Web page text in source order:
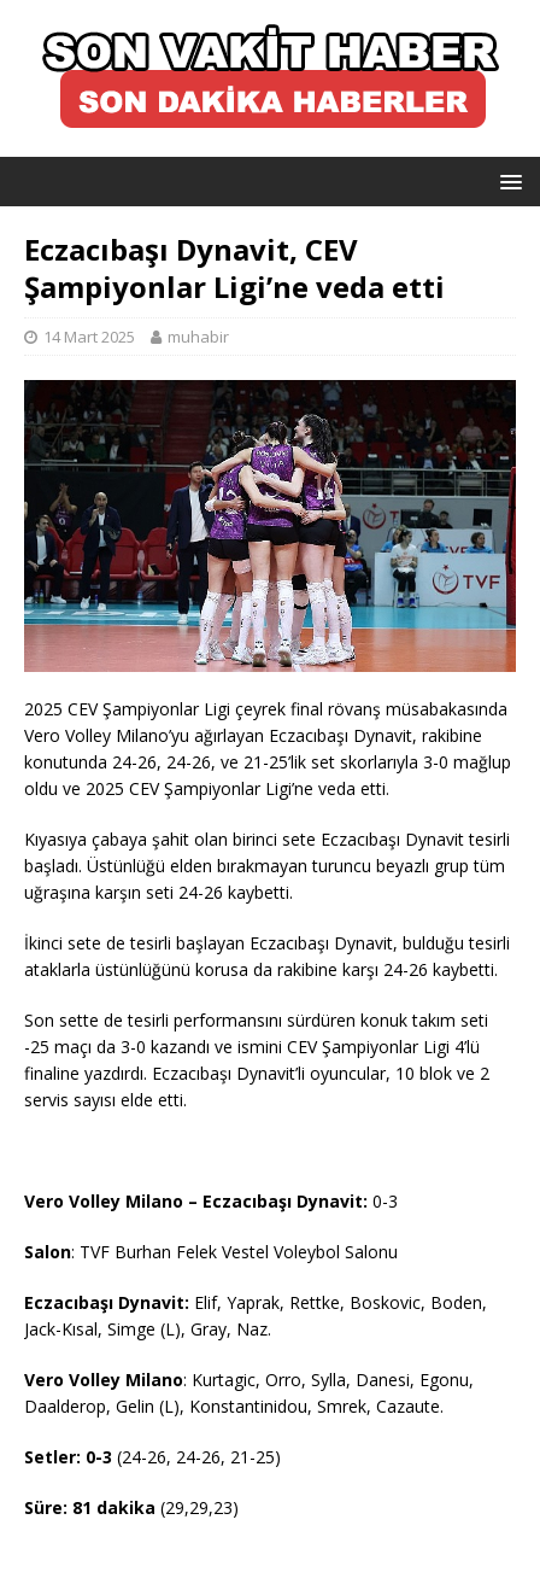
Eczacıbaşı Dynavit, CEV
Şampiyonlar Ligi’ne veda etti
14 Mart 2025 muhabir
2025 CEV Şampiyonlar Ligi çeyrek final rövanş müsabakasında
Vero Volley Milano’yu ağırlayan Eczacıbaşı Dynavit, rakibine
konutunda 24-26, 24-26, ve 21-25’lik set skorlarıyla 3-0 mağlup
oldu ve 2025 CEV Şampiyonlar Ligi’ne veda etti.
Kıyasıya çabaya şahit olan birinci sete Eczacıbaşı Dynavit tesirli
başladı. Üstünlüğü elden bırakmayan turuncu beyazlı grup tüm
uğraşına karşın seti 24-26 kaybetti.
İkinci sete de tesirli başlayan Eczacıbaşı Dynavit, bulduğu tesirli
ataklarla üstünlüğünü korusa da rakibine karşı 24-26 kaybetti.
Son sette de tesirli performansını sürdüren konuk takım seti
-25 maçı da 3-0 kazandı ve ismini CEV Şampiyonlar Ligi 4’lü
finaline yazdırdı. Eczacıbaşı Dynavit’li oyuncular, 10 blok ve 2
servis sayısı elde etti.
Vero Volley Milano – Eczacıbaşı Dynavit: 0-3
Salon: TVF Burhan Felek Vestel Voleybol Salonu
Eczacıbaşı Dynavit: Elif, Yaprak, Rettke, Boskovic, Boden,
Jack-Kısal, Simge (L), Gray, Naz.
Vero Volley Milano: Kurtagic, Orro, Sylla, Danesi, Egonu,
Daalderop, Gelin (L), Konstantinidou, Smrek, Cazaute.
Setler: 0-3 (24-26, 24-26, 21-25)
Süre: 81 dakika (29,29,23)